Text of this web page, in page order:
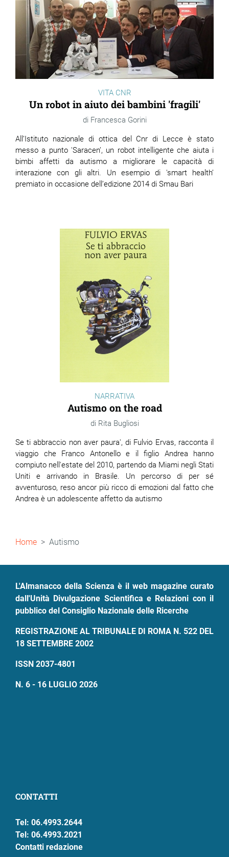
VITA CNR
Un robot in aiuto dei bambini 'fragili'
Francesca Gorini
All’Istituto nazionale di ottica del Cnr di Lecce è stato
messo a punto 'Saracen’, un robot intelligente che aiuta i
bimbi affetti da autismo a migliorare le capacità di
interazione con gli altri. Un esempio di 'smart health’
premiato in occasione dell’edizione 2014 di Smau Bari
NARRATIVA
Autismo on the road
Rita Bugliosi
Se ti abbraccio non aver paura', di Fulvio Ervas, racconta il
viaggio che Franco Antonello e il figlio Andrea hanno
compiuto nell'estate del 2010, partendo da Miami negli Stati
Uniti e arrivando in Brasile. Un percorso di per sé
avventuroso, reso ancor più ricco di emozioni dal fatto che
Andrea è un adolescente affetto da autismo
Briciole
Home Autismo
L'Almanacco della Scienza è il web magazine curato
dall'Unità Divulgazione Scientifica e Relazioni con il
pubblico del Consiglio Nazionale delle Ricerche
REGISTRAZIONE AL TRIBUNALE DI ROMA N. 522 DEL
18 SETTEMBRE 2002
ISSN 2037-4801
N. 6 - 16 LUGLIO 2026
CONTATTI
Tel: 06.4993.2644
Tel: 06.4993.2021
Contatti redazione